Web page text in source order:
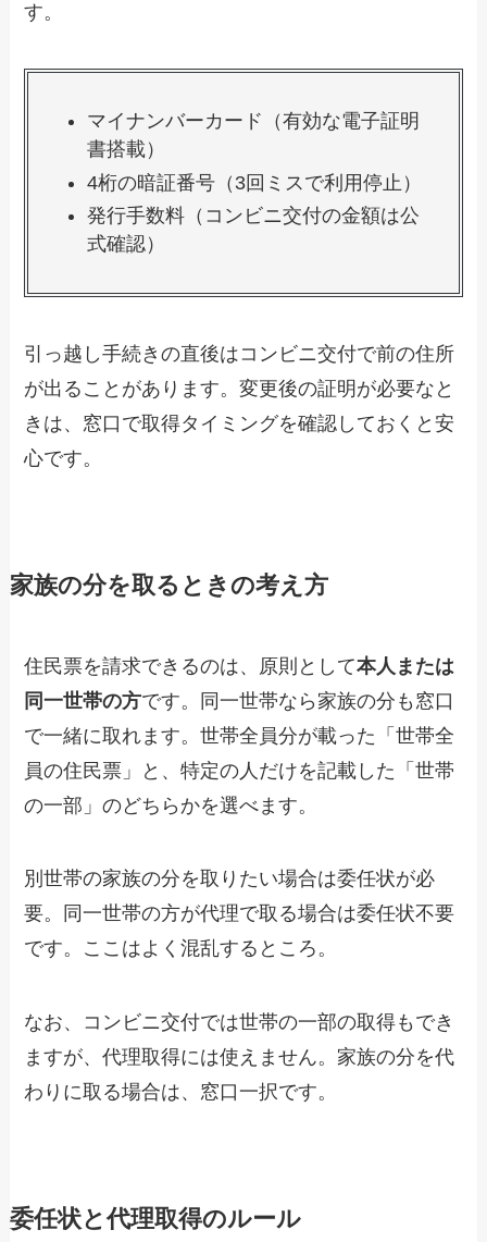
す。
マイナンバーカード（有効な電子証明
書搭載）
4桁の暗証番号（3回ミスで利用停止）
発行手数料（コンビニ交付の金額は公
式確認）
引っ越し手続きの直後はコンビニ交付で前の住所
が出ることがあります。変更後の証明が必要なと
きは、窓口で取得タイミングを確認しておくと安
心です。
家族の分を取るときの考え方
住民票を請求できるのは、原則として本人または
同一世帯の方です。同一世帯なら家族の分も窓口
で一緒に取れます。世帯全員分が載った「世帯全
員の住民票」と、特定の人だけを記載した「世帯
の一部」のどちらかを選べます。
別世帯の家族の分を取りたい場合は委任状が必
要。同一世帯の方が代理で取る場合は委任状不要
です。ここはよく混乱するところ。
なお、コンビニ交付では世帯の一部の取得もでき
ますが、代理取得には使えません。家族の分を代
わりに取る場合は、窓口一択です。
委任状と代理取得のルール